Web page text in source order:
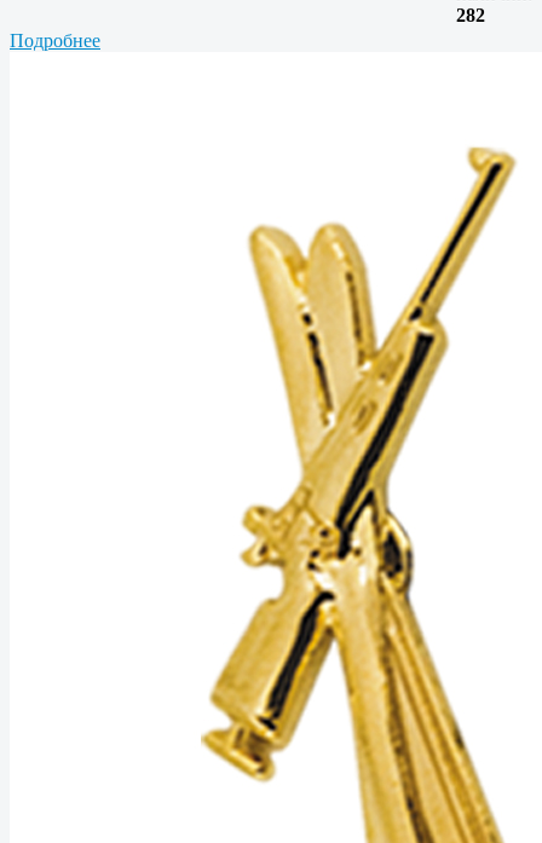
282
Подробнее